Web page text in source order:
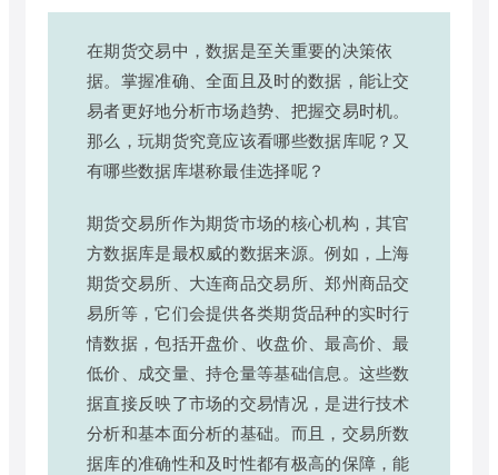
在期货交易中，数据是至关重要的决策依
据。掌握准确、全面且及时的数据，能让交
易者更好地分析市场趋势、把握交易时机。
那么，玩期货究竟应该看哪些数据库呢？又
有哪些数据库堪称最佳选择呢？
期货交易所作为期货市场的核心机构，其官
方数据库是最权威的数据来源。例如，上海
期货交易所、大连商品交易所、郑州商品交
易所等，它们会提供各类期货品种的实时行
情数据，包括开盘价、收盘价、最高价、最
低价、成交量、持仓量等基础信息。这些数
据直接反映了市场的交易情况，是进行技术
分析和基本面分析的基础。而且，交易所数
据库的准确性和及时性都有极高的保障，能